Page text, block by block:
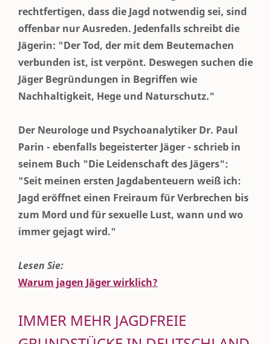
rechtfertigen, dass die Jagd notwendig sei, sind
offenbar nur Ausreden. Jedenfalls schreibt die
Jägerin: "Der Tod, der mit dem Beutemachen
verbunden ist, ist verpönt. Deswegen suchen die
Jäger Begründungen in Begriffen wie
Nachhaltigkeit, Hege und Naturschutz."
Der Neurologe und Psychoanalytiker Dr. Paul
Parin - ebenfalls begeisterter Jäger - schrieb in
seinem Buch "Die Leidenschaft des Jägers":
"Seit meinen ersten Jagdabenteuern weiß ich:
Jagd eröffnet einen Freiraum für Verbrechen bis
zum Mord und für sexuelle Lust, wann und wo
immer gejagt wird."
Lesen Sie:
Warum jagen Jäger wirklich?
IMMER MEHR JAGDFREIE